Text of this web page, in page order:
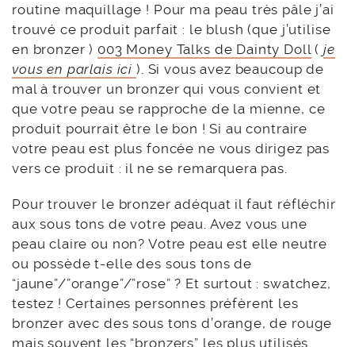
routine maquillage ! Pour ma peau très pâle j’ai
trouvé ce produit parfait : le blush (que j’utilise
en bronzer ) 003 Money Talks de Dainty Doll ( je
vous en parlais ici ). Si vous avez beaucoup de
mal à trouver un bronzer qui vous convient et
que votre peau se rapproche de la mienne, ce
produit pourrait être le bon ! Si au contraire
votre peau est plus foncée ne vous dirigez pas
vers ce produit : il ne se remarquera pas.
Pour trouver le bronzer adéquat il faut réfléchir
aux sous tons de votre peau. Avez vous une
peau claire ou non? Votre peau est elle neutre
ou possède t-elle des sous tons de
“jaune”/”orange”/”rose” ? Et surtout : swatchez,
testez ! Certaines personnes préfèrent les
bronzer avec des sous tons d’orange, de rouge
mais souvent les “bronzers” les plus utilisés